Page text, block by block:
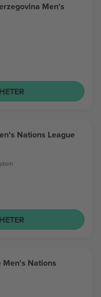
Men's
Nations League
Men's Nations